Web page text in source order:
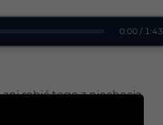
0:00 / 1:43
robić tego z niechęcią.
uwolnienia.